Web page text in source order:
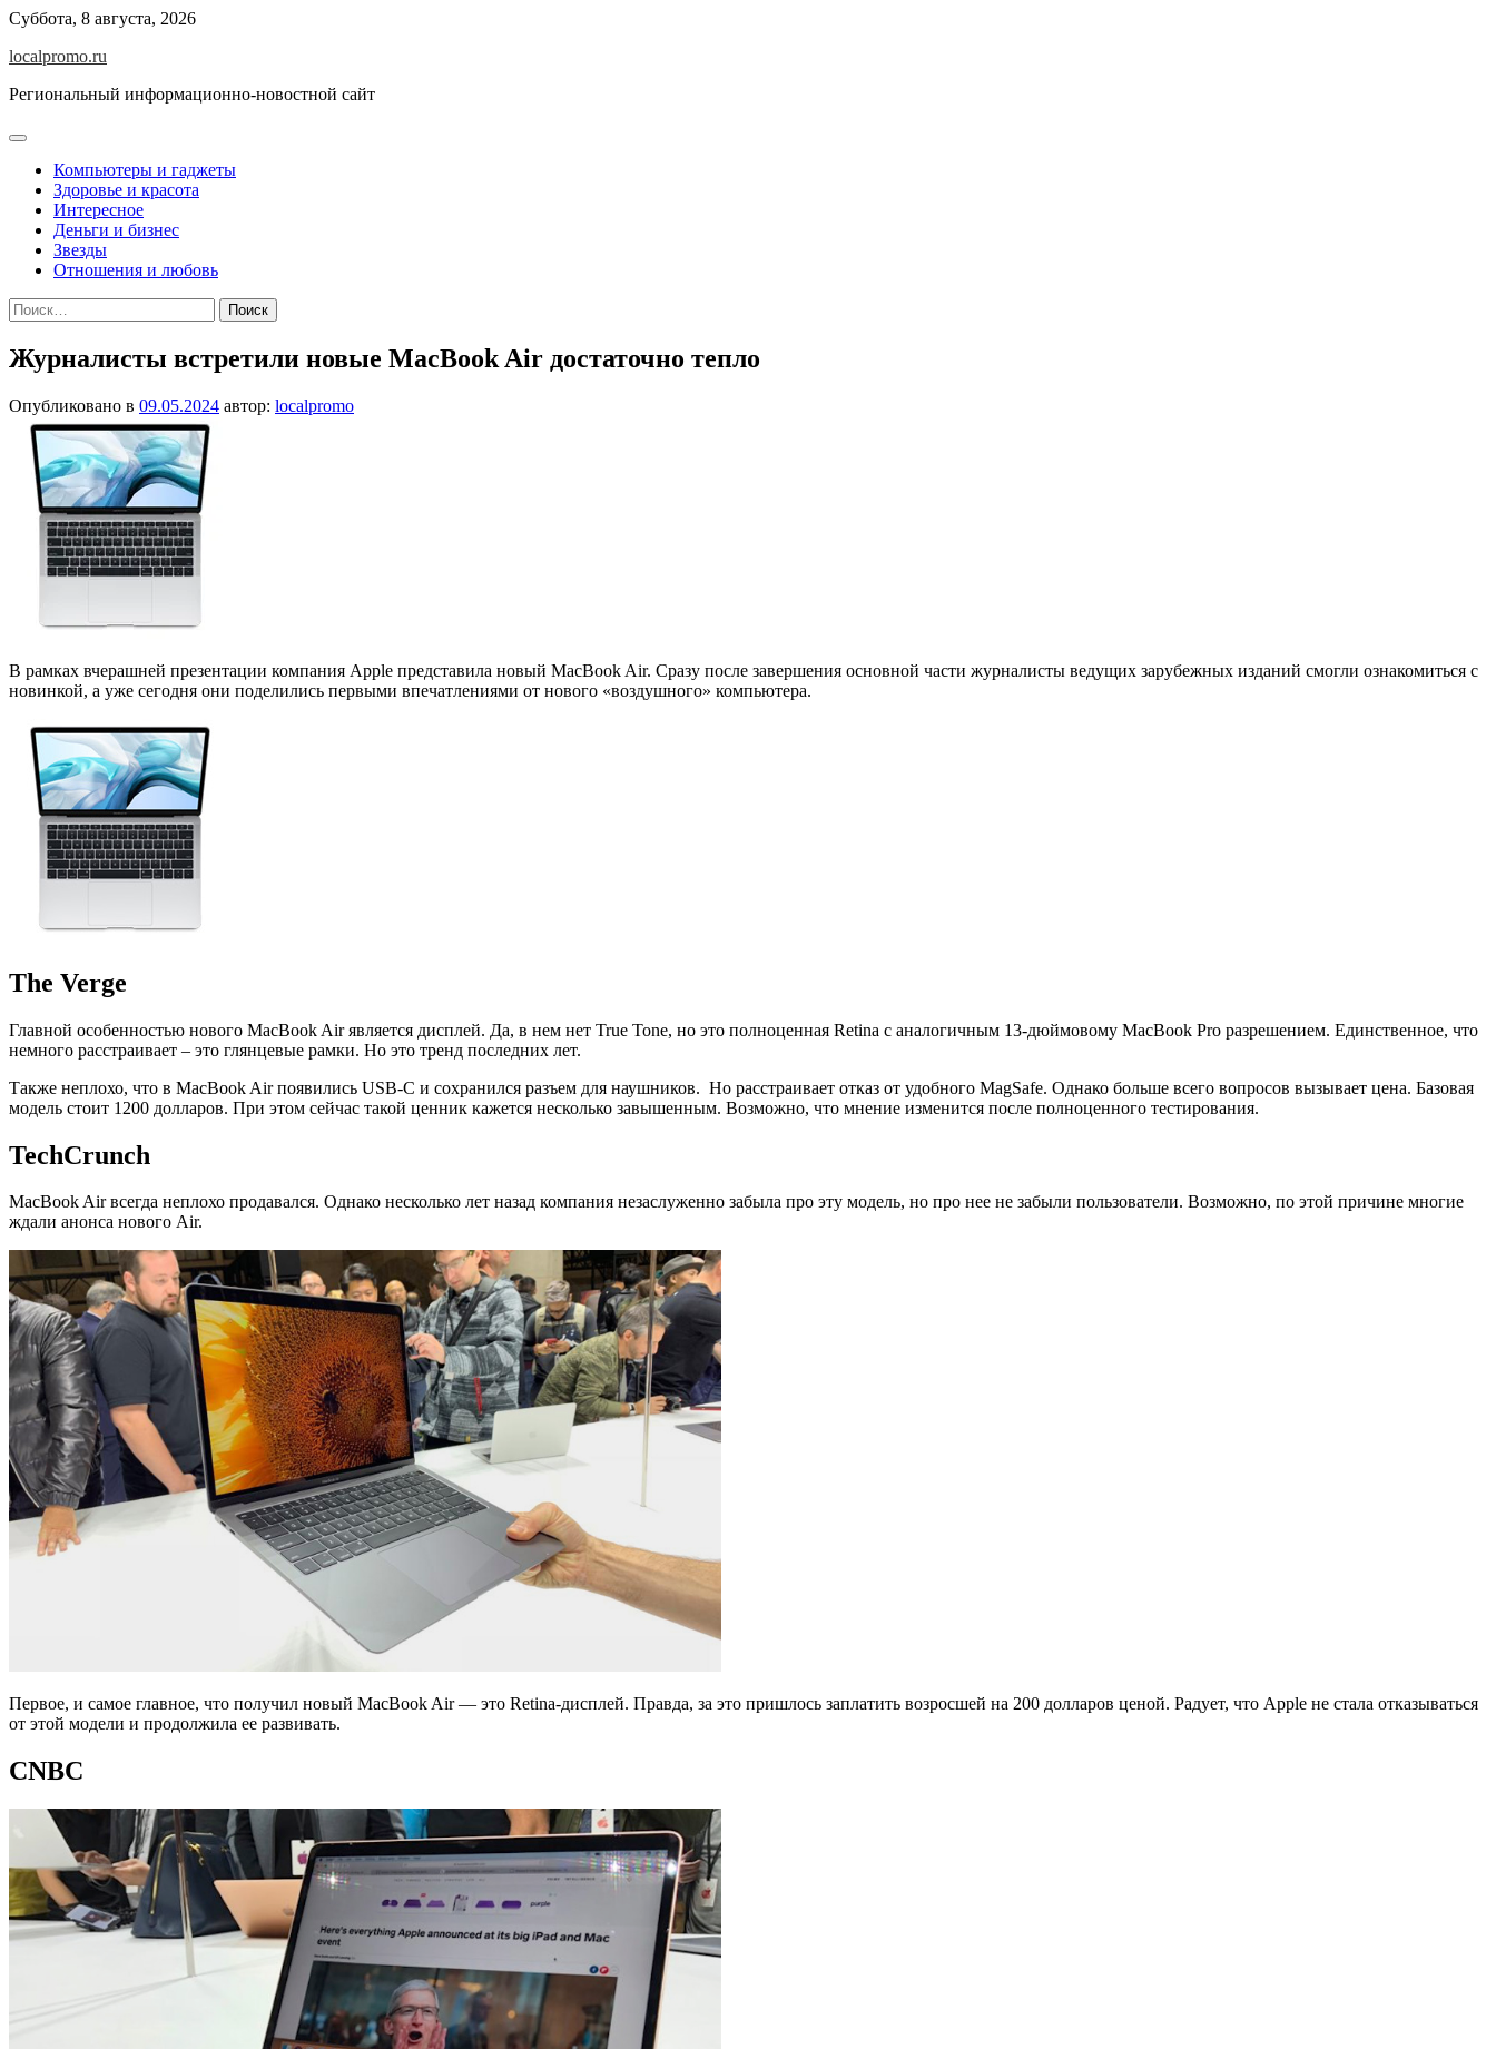
Перейти
содержимому
Суббота, 8 августа, 2026
localpromo.ru
Региональный информационно-новостной сайт
Компьютеры и гаджеты
Здоровье и красота
Интересное
Деньги и бизнес
Звезды
Отношения и любовь
Найти:
Журналисты встретили новые MacBook Air достаточно тепло
Опубликовано в 09.05.2024 автор: localpromo
В рамках вчерашней презентации компания Apple представила новый MacBook Air. Сразу после завершения основной части журналисты ведущих зарубежных изданий смогли ознакомиться с
новинкой, а уже сегодня они поделились первыми впечатлениями от нового «воздушного» компьютера.
The Verge
Главной особенностью нового MacBook Air является дисплей. Да, в нем нет True Tone, но это полноценная Retina с аналогичным 13-дюймовому MacBook Pro разрешением. Единственное, что
немного расстраивает – это глянцевые рамки. Но это тренд последних лет.
Также неплохо, что в MacBook Air появились USB-C и сохранился разъем для наушников. Но расстраивает отказ от удобного MagSafe. Однако больше всего вопросов вызывает цена. Базовая
модель стоит 1200 долларов. При этом сейчас такой ценник кажется несколько завышенным. Возможно, что мнение изменится после полноценного тестирования.
TechCrunch
MacBook Air всегда неплохо продавался. Однако несколько лет назад компания незаслуженно забыла про эту модель, но про нее не забыли пользователи. Возможно, по этой причине многие
ждали анонса нового Air.
Первое, и самое главное, что получил новый MacBook Air — это Retina-дисплей. Правда, за это пришлось заплатить возросшей на 200 долларов ценой. Радует, что Apple не стала отказываться
от этой модели и продолжила ее развивать.
CNBC